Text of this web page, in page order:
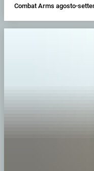
Combat Arms agosto-